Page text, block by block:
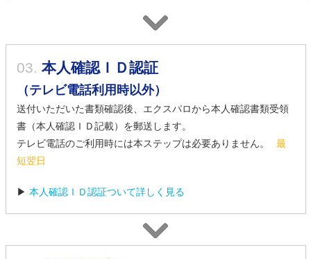
03. 本人確認ＩＤ認証
（テレビ電話利用時以外）
送付いただいた書類確認後、エクスパロから本人確認書類受領
書（本人確認ＩＤ記載）を郵送します。
テレビ電話のご利用時には本ステップは必要ありません。
最
短翌日
▶ 本人確認ＩＤ認証ついて詳しく見る